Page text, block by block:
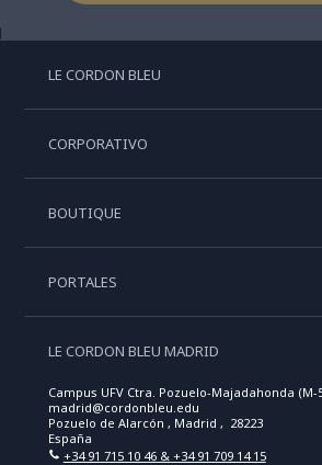
LE CORDON BLEU
CORPORATIVO
BOUTIQUE
PORTALES
LE CORDON BLEU MADRID
Campus UFV Ctra. Pozuelo-Majadahonda (M-
madrid@cordonbleu.edu
Pozuelo de Alarcón , Madrid , 28223
España
+34 91 715 10 46 & +34 91 709 14 15